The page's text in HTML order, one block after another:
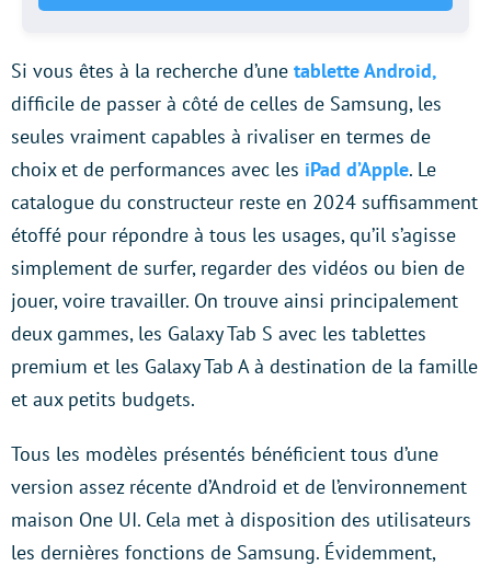
Si vous êtes à la recherche d’une tablette Android,
difficile de passer à côté de celles de Samsung, les
seules vraiment capables à rivaliser en termes de
choix et de performances avec les iPad d’Apple. Le
catalogue du constructeur reste en 2024 suffisamment
étoffé pour répondre à tous les usages, qu’il s’agisse
simplement de surfer, regarder des vidéos ou bien de
jouer, voire travailler. On trouve ainsi principalement
deux gammes, les Galaxy Tab S avec les tablettes
premium et les Galaxy Tab A à destination de la famille
et aux petits budgets.
Tous les modèles présentés bénéficient tous d’une
version assez récente d’Android et de l’environnement
maison One UI. Cela met à disposition des utilisateurs
les dernières fonctions de Samsung. Évidemment,